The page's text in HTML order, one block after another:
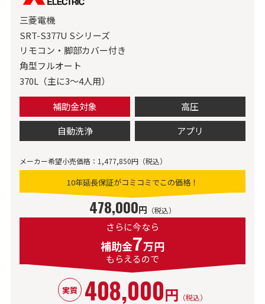
三菱電機
SRT-S377U Sシリーズ
リモコン・脚部カバー付き
角型フルオート
370L（主に3～4人用）
補助金対象
高圧
自動洗浄
アプリ
メーカー希望小売価格：1,477,850円（税込）
10年延長保証がコミコミでこの価格！
478,000円 （税込）
さらに今なら
補助金7万円
もらえるので
実質 408,000円 （税込）